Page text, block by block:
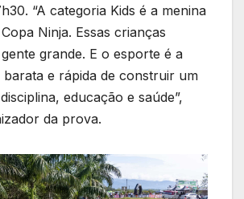
“A categoria Kids é a menina
Ninja. Essas crianças
grande. E o esporte é a
barata e rápida de construir um
educação e saúde”,
da prova.